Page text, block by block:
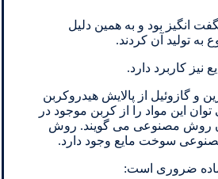
انگیز بود و به همین دلیل
تولید آن کردند.
نیز کاربرد دارد.
و گازوئیل از پالایش هیدروکربن
این مواد را از کربن موجود در
آن روش مصنوعی می گویند. روش
سوخت مایع وجود دارد.
ماده ضروری است: